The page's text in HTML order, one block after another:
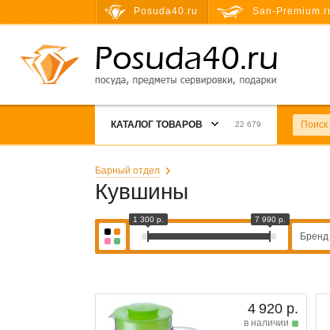
Posuda40.ru San-
КАТАЛОГ ТОВАРОВ 22 679 Поиск
Барный отдел
Кувшины
1 300 р. 7 990 р.
Бренд
4 920 р.
в наличии